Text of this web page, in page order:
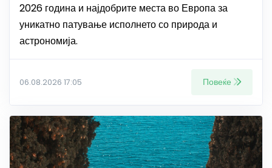
2026 година и најдобрите места во Европа за
уникатно патување исполнето со природа и
астрономија.
06.08.2026 17:05 Повеќе